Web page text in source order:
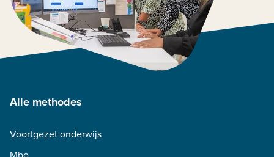
Alle methodes
Voortgezet onderwijs